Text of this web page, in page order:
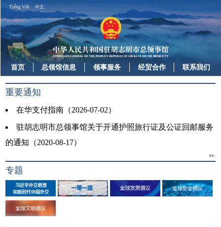
Tiếng Việt 中文
首页 总领馆信息 领事服务 经贸合作 联系我们
重要通知
在华支付指南（2026-07-02）
驻胡志明市总领事馆关于开通护照旅行证及公证回邮服务
的通知（2020-08-17）
更多...
专题